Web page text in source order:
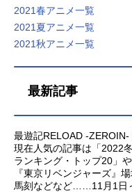
2021春アニメ一覧
2021夏アニメ一覧
2021秋アニメ一覧
最新記事
最遊記RELOAD -ZEROIN-
現在人気の記事は「2022
ランキング・トップ20」
『東京リベンジャーズ』
馬刻などなど……11月1日